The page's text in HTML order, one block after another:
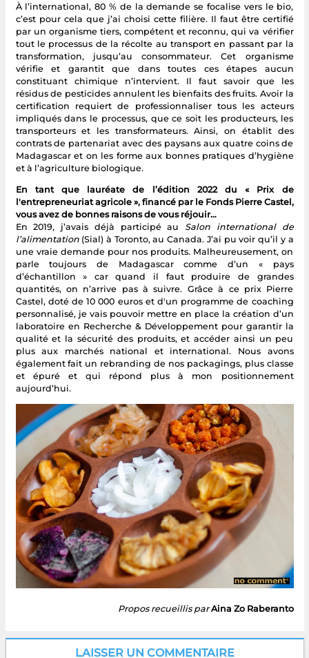
À l’international, 80 % de la demande se focalise vers le bio,
c’est pour cela que j’ai choisi cette filière. Il faut être certifié
par un organisme tiers, compétent et reconnu, qui va vérifier
tout le processus de la récolte au transport en passant par la
transformation, jusqu’au consommateur. Cet organisme
vérifie et garantit que dans toutes ces étapes aucun
constituant chimique n’intervient. Il faut savoir que les
résidus de pesticides annulent les bienfaits des fruits. Avoir la
certification requiert de professionnaliser tous les acteurs
impliqués dans le processus, que ce soit les producteurs, les
transporteurs et les transformateurs. Ainsi, on établit des
contrats de partenariat avec des paysans aux quatre coins de
Madagascar et on les forme aux bonnes pratiques d’hygiène
et à l’agriculture biologique.
En tant que lauréate de l’édition 2022 du « Prix de
l'entrepreneuriat agricole », financé par le Fonds Pierre Castel,
vous avez de bonnes raisons de vous réjouir…
En 2019, j’avais déjà participé au Salon international de
l’alimentation(Sial) à Toronto, au Canada. J’ai pu voir qu’il y a
une vraie demande pour nos produits. Malheureusement, on
parle toujours de Madagascar comme d’un « pays
d’échantillon » car quand il faut produire de grandes
quantités, on n’arrive pas à suivre. Grâce à ce prix Pierre
Castel, doté de 10 000 euros et d'un programme de coaching
personnalisé, je vais pouvoir mettre en place la création d’un
laboratoire en Recherche & Développement pour garantir la
qualité et la sécurité des produits, et accéder ainsi un peu
plus aux marchés national et international. Nous avons
également fait un rebranding de nos packagings, plus classe
et épuré et qui répond plus à mon positionnement
aujourd’hui.
Propos recueillis par Aina Zo Raberanto
LAISSER UN COMMENTAIRE